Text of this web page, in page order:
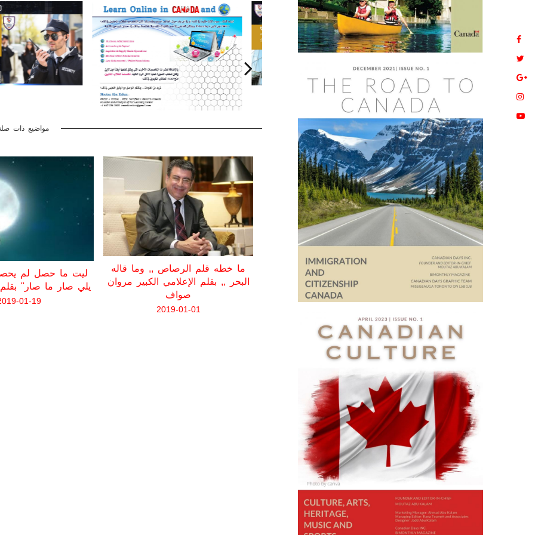
مواضيع ذات
يلي صار ما صار" بقلم
01-19
ما خطه قلم الرصاص ,, وما قاله
البحر ,, بقلم الإعلامي الكبير مروان
صواف
2019-01-01
العمل التطوعي في كندا بين الفضيلة
Canada between virtue and
exploitation!!!!
2018-09-21
في الغرب بين شاكر
معتز أبوكلام/أيام كندية